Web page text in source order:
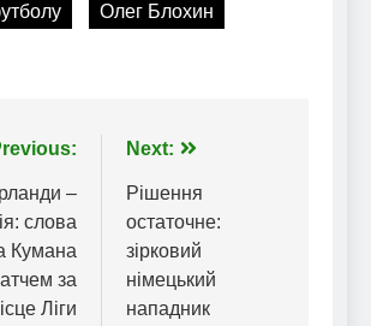
Олег Блохин
–
слова
Кумана
за
Ліги
Next:
Рішення
остаточне:
зірковий
німецький
нападник